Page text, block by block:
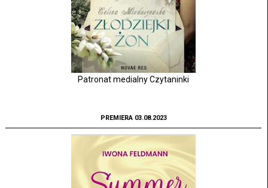
Patronat medialny Czytaninki
PREMIERA 03.08.2023